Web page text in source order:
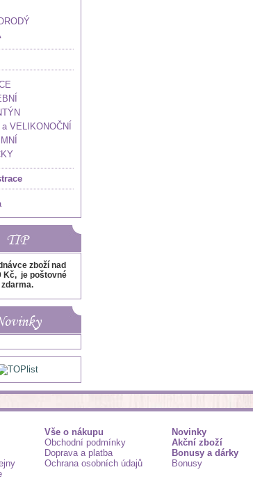
VELIKONOČNÍ
TIP
zboží nad
Kč, je poštovné
zdarma.
Vše o nákupu
Obchodní podmínky
Doprava a platba
Ochrana osobních údajů
Novinky
Akční zboží
Bonusy a dárky
Bonusy